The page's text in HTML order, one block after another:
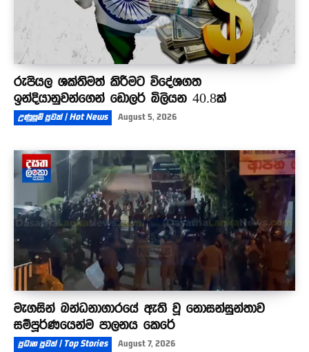
රුපියල ශක්තිමත් කිරීමට විදේශගත
ඉන්දියානුවන්ගෙන් ඩොලර් බිලියන 40.8ක්
උණුසුම් පුවත් | Hot News August 5, 2026
මැගසින් බන්ධනාගාරයේ ඇති වූ නොසන්සුන්තාව
සම්පූර්ණයෙන්ම පාලනය කෙරේ
ප්‍රධාන පුවත් | Top Stories August 7, 2026